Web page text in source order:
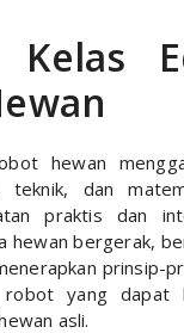
Kelas
hewan
teknik, dan
praktis dan
hewan bergerak,
prinsip-
robot yang dapat
asli.